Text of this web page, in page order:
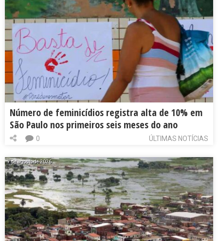
Número de feminicídios registra alta de 10% em
São Paulo nos primeiros seis meses do ano
ÚLTIMAS NOTÍCIAS
0
7 de agosto de 2026